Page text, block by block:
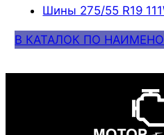
Шины 275/55 R19
В КАТАЛОК ПО